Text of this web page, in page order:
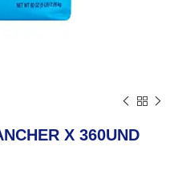
X 360UND